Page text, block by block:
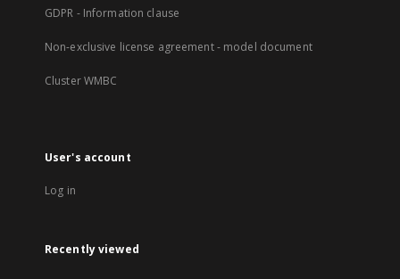
GDPR - Information clause
Non-exclusive license agreement - model document
Cluster WMBC
User's account
Log in
Recently viewed